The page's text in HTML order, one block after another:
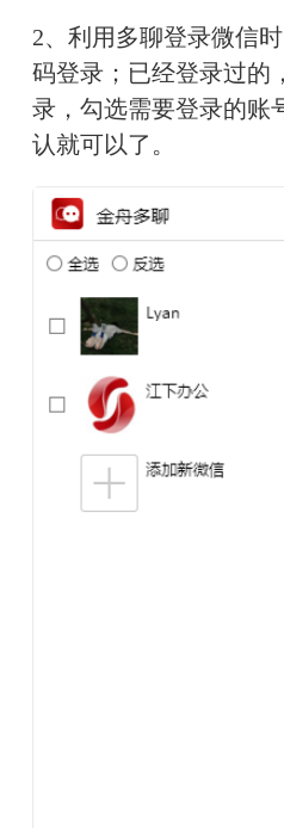
2、利用多聊登录微信
码登录；已经登录过的
录，勾选需要登录的账
认就可以了。